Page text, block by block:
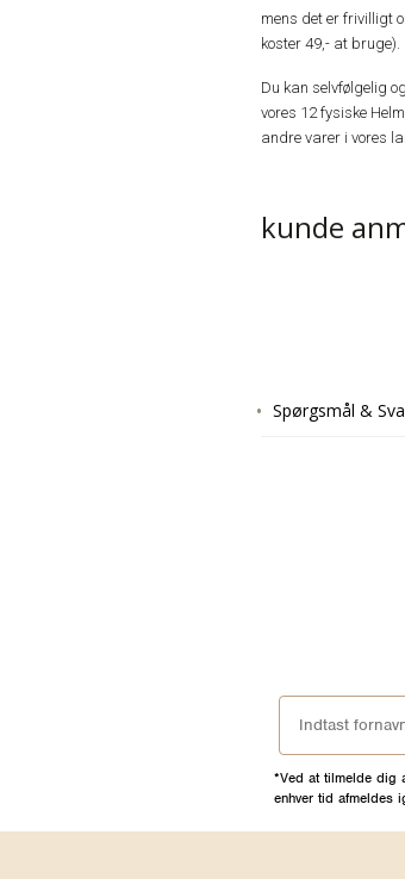
mens det er frivilligt
koster 49,- at bruge).
Du kan selvfølgelig
vores 12 fysiske
andre varer i vores
kunde
Spørgsmål &
*Ved at tilmelde dig
enhver tid afmeldes